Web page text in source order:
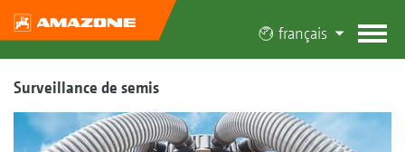
français
Surveillance de semis